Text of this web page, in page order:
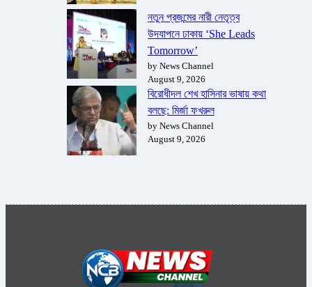
নতুন প্রজন্মের নারী নেতৃত্ব
উদযাপনে ঢাকায় ‘She Leads
Tomorrow’
by News Channel
August 9, 2026
বিরোধীদল শেখ হাসিনার ভাষায় কথা
বলছে: মির্জা ফখরুল
by News Channel
August 9, 2026